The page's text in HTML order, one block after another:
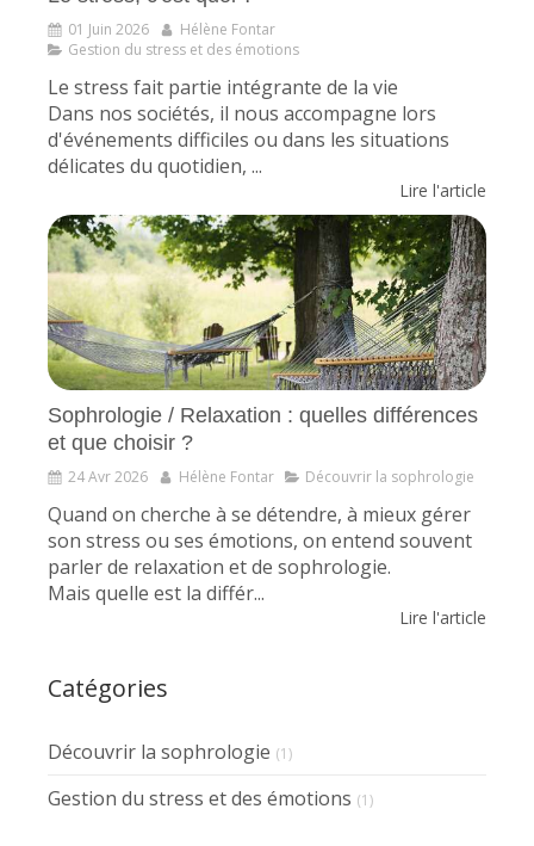
01 Juin 2026
Hélène Fontar
Gestion du stress et des émotions
Le stress fait partie intégrante de la vie
Dans nos sociétés, il nous accompagne lors
d'événements difficiles ou dans les situations
délicates du quotidien, ...
Lire l'article
Sophrologie / Relaxation : quelles différences
et que choisir ?
24 Avr 2026 Hélène Fontar Découvrir la sophrologie
Quand on cherche à se détendre, à mieux gérer
son stress ou ses émotions, on entend souvent
parler de relaxation et de sophrologie.
Mais quelle est la différ...
Lire l'article
Catégories
Découvrir la sophrologie (1)
Gestion du stress et des émotions (1)